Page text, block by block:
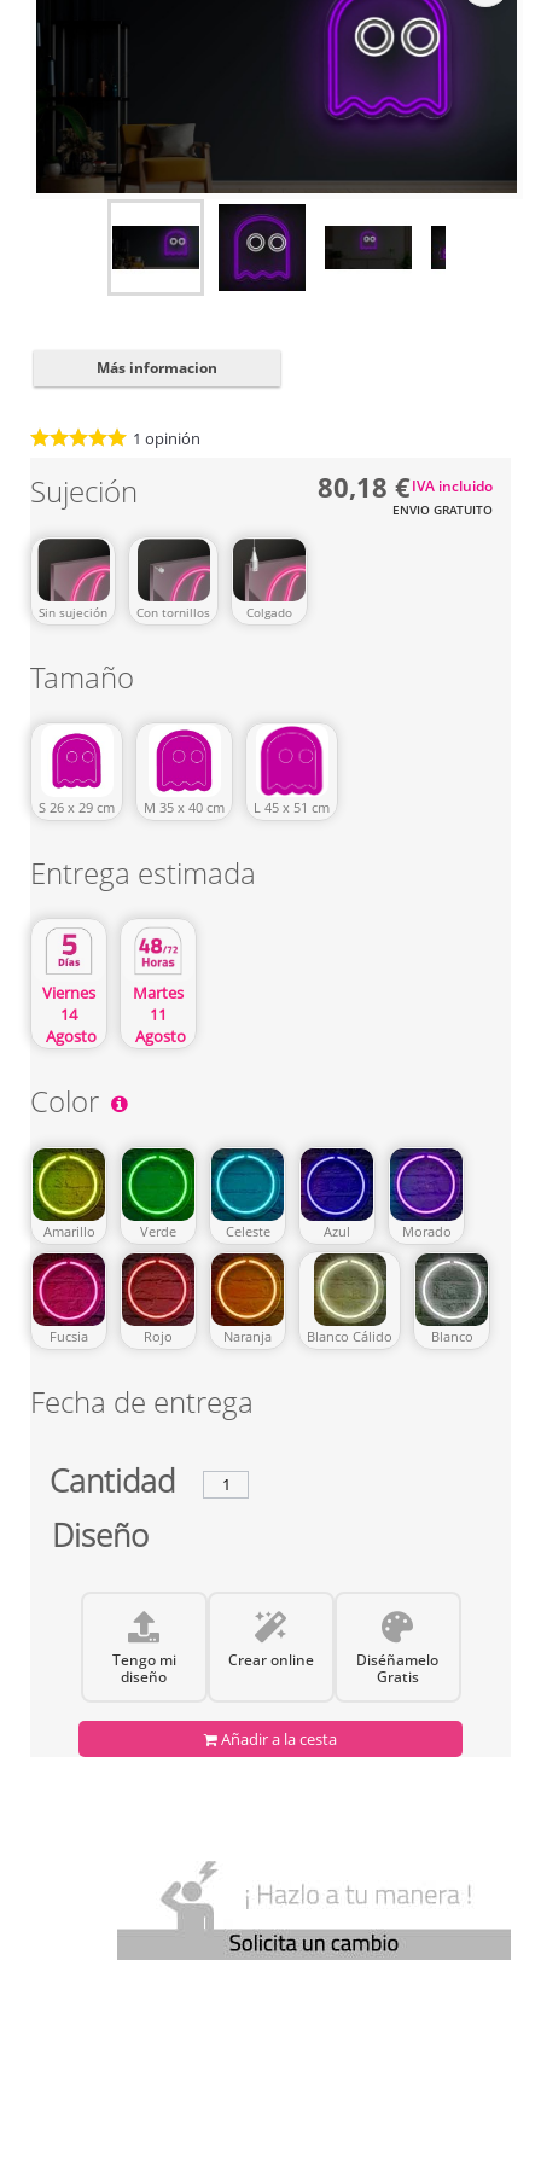
Más informacion
1 opinión
Sujeción
Sin sujeción Con tornillos Colgado
Tamaño
S 26 x 29 cm M 35 x 40 cm L 45 x 51 cm
Entrega estimada
Viernes
14
Agosto
Martes
11
Agosto
Color
Amarillo Verde Celeste Azul Morado
Fucsia Rojo Naranja Blanco Cálido Blanco
Fecha de entrega
Cantidad
80,18 €
ENVIO GRATUITO
IVA incluido
Diseño
Tengo mi
diseño
Crear online
Diséñamelo
Gratis
Añadir a la cesta